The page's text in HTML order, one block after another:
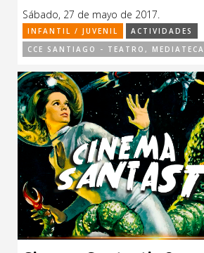
Sábado, 27 de mayo de 2017.
INFANTIL / JUVENIL
ACTIVIDADES
CCE SANTIAGO - TEATRO, MEDIATECA